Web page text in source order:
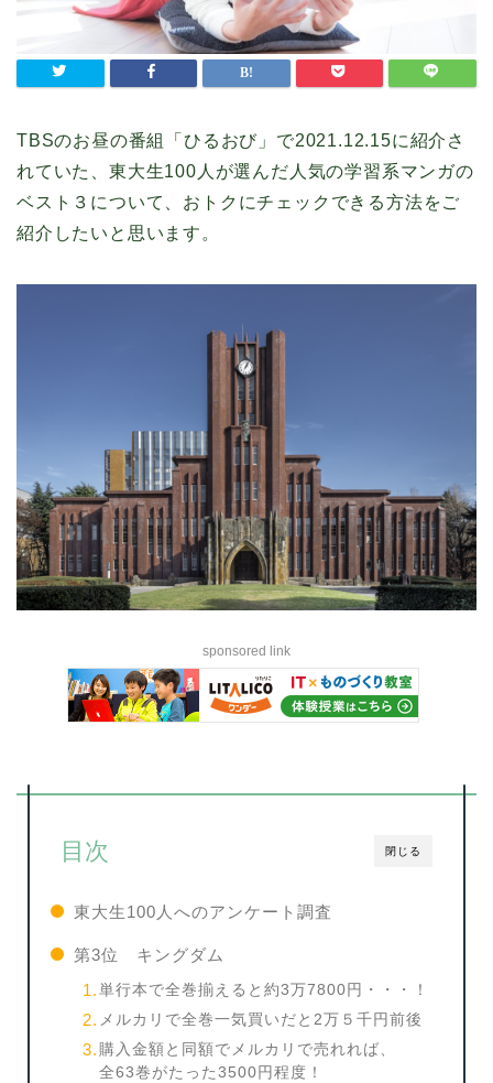
TBSのお昼の番組「ひるおび」で2021.12.15に紹介さ
れていた、東大生100人が選んだ人気の学習系マンガの
ベスト３について、おトクにチェックできる方法をご
紹介したいと思います。
sponsored link
閉じる
目次
東大生100人へのアンケート調査
第3位 キングダム
単行本で全巻揃えると約3万7800円・・・！
メルカリで全巻一気買いだと2万５千円前後
購入金額と同額でメルカリで売れれば、
全63巻がたった3500円程度！